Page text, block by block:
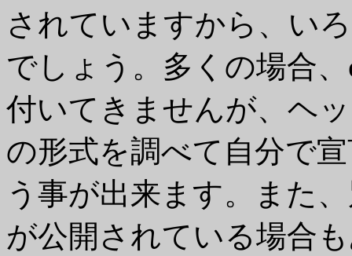
されていますから、い
でしょう。多くの場合、
付いてきませんが、ヘ
の形式を調べて自分で
う事が出来ます。また
が公開されている場合